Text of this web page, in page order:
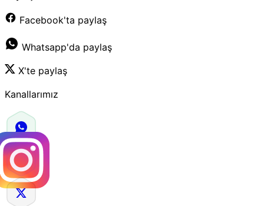
Facebook'ta paylaş
Whatsapp'da paylaş
X'te paylaş
Kanallarımız